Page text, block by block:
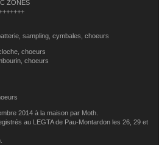
ZONES
sampling, cymbales, choeurs
choeurs
choeurs
2014 à la maison par Moth.
au LEGTA de Pau-Montardon les 26, 29 et